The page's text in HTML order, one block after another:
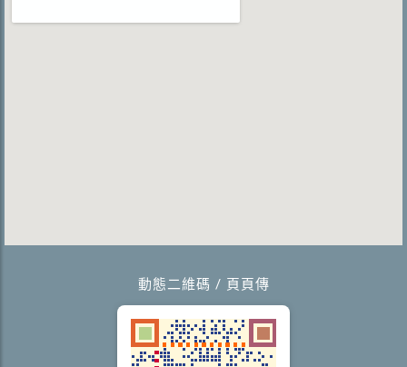
動態二維碼 / 頁頁傳